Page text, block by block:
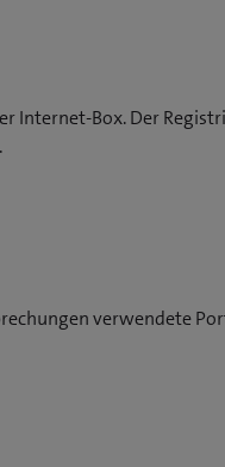
Internet-Box. Der
verwendete